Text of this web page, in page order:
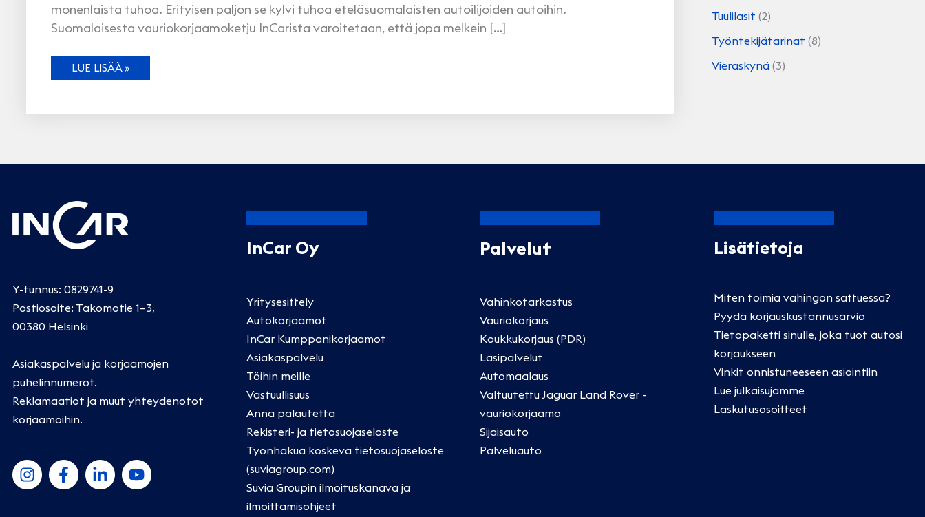
monenlaista tuhoa. Erityisen paljon se kylvi tuhoa eteläsuomalaisten autoilijoiden autoihin.
Suomalaisesta vauriokorjaamoketju InCarista varoitetaan, että jopa melkein […]
AUTOILIJA:
TARKISTUTA
VARALTA
LUE LISÄÄ »
Tuulilasit (2)
Työntekijätarinat (8)
Vieraskynä (3)
Y-tunnus: 0829741-9
Postiosoite: Takomotie 1–3,
00380 Helsinki
Asiakaspalvelu ja korjaamojen
puhelinnumerot.
Reklamaatiot ja muut yhteydenotot
korjaamoihin.
InCar Oy
Yritysesittely
Autokorjaamot
InCar Kumppanikorjaamot
Asiakaspalvelu
Töihin meille
Vastuullisuus
Anna palautetta
Rekisteri- ja tietosuojaseloste
Työnhakua koskeva tietosuojaseloste
(suviagroup.com)
Suvia Groupin ilmoituskanava ja
ilmoittamisohjeet
Palvelut
Vahinkotarkastus
Vauriokorjaus
Koukkukorjaus (PDR)
Lasipalvelut
Automaalaus
Valtuutettu Jaguar Land Rover -
vauriokorjaamo
Sijaisauto
Palveluauto
Lisätietoja
Miten toimia vahingon sattuessa?
Pyydä korjauskustannusarvio
Tietopaketti sinulle, joka tuot autosi
korjaukseen
Vinkit onnistuneeseen asiointiin
Lue julkaisujamme
Laskutusosoitteet